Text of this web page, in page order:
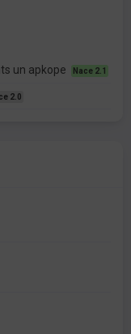
un apkope Nace 2.1
2.0